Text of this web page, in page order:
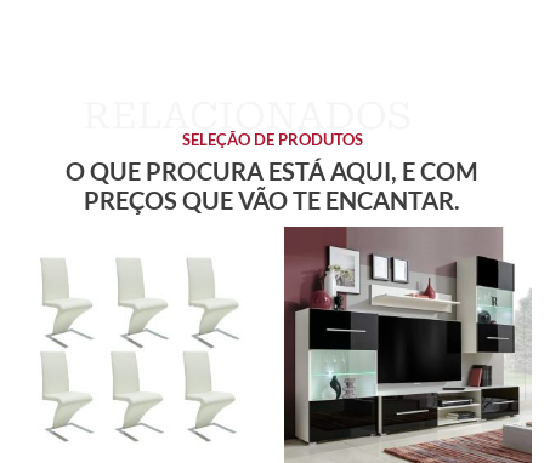
SELEÇÃO DE PRODUTOS
O QUE PROCURA ESTÁ AQUI, E COM
PREÇOS QUE VÃO TE ENCANTAR.